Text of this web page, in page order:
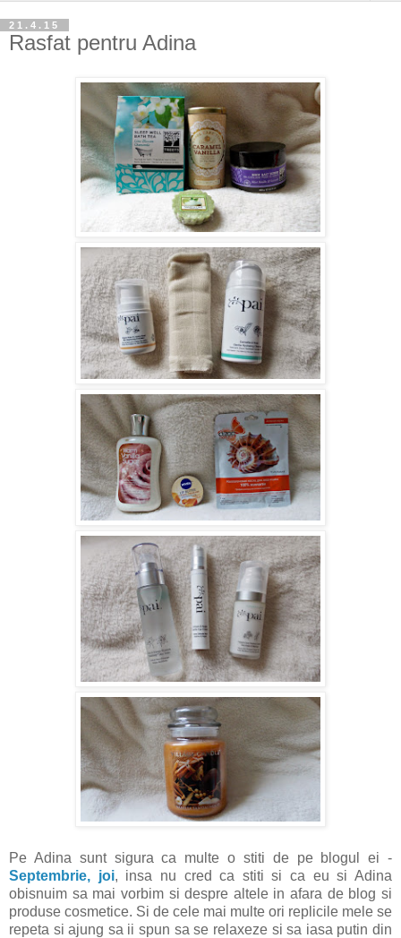
21.4.15
Rasfat pentru Adina
Pe Adina sunt sigura ca multe o stiti de pe blogul ei -
Septembrie, joi, insa nu cred ca stiti si ca eu si Adina
obisnuim sa mai vorbim si despre altele in afara de blog si
produse cosmetice. Si de cele mai multe ori replicile mele se
repeta si ajung sa ii spun sa se relaxeze si sa iasa putin din